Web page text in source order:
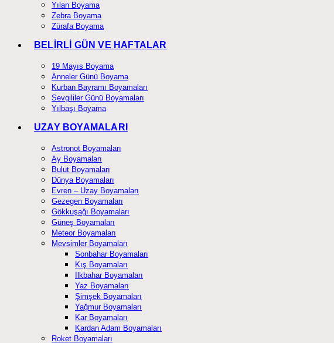
Yılan Boyama
Zebra Boyama
Zürafa Boyama
BELİRLİ GÜN VE HAFTALAR
19 Mayıs Boyama
Anneler Günü Boyama
Kurban Bayramı Boyamaları
Sevgililer Günü Boyamaları
Yılbaşı Boyama
UZAY BOYAMALARI
Astronot Boyamaları
Ay Boyamaları
Bulut Boyamaları
Dünya Boyamaları
Evren – Uzay Boyamaları
Gezegen Boyamaları
Gökkuşağı Boyamaları
Güneş Boyamaları
Meteor Boyamaları
Mevsimler Boyamaları
Sonbahar Boyamaları
Kış Boyamaları
İlkbahar Boyamaları
Yaz Boyamaları
Şimşek Boyamaları
Yağmur Boyamaları
Kar Boyamaları
Kardan Adam Boyamaları
Roket Boyamaları